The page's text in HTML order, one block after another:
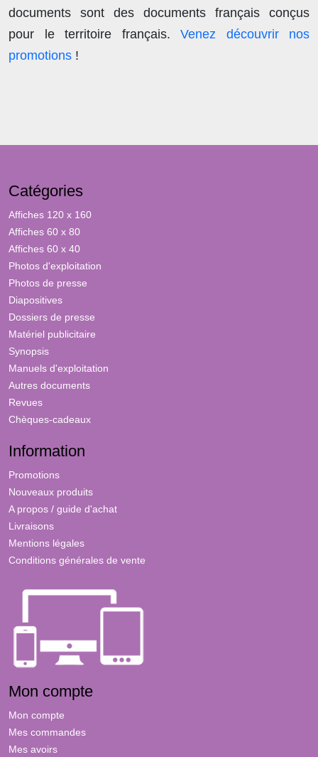
documents sont des documents français conçus
pour le territoire français. Venez découvrir nos
promotions !
Catégories
Affiches 120 x 160
Affiches 60 x 80
Affiches 60 x 40
Photos d'exploitation
Photos de presse
Diapositives
Dossiers de presse
Matériel publicitaire
Synopsis
Manuels d'exploitation
Autres documents
Revues
Chèques-cadeaux
Information
Promotions
Nouveaux produits
A propos / guide d'achat
Livraisons
Mentions légales
Conditions générales de vente
Mon compte
Mon compte
Mes commandes
Mes avoirs